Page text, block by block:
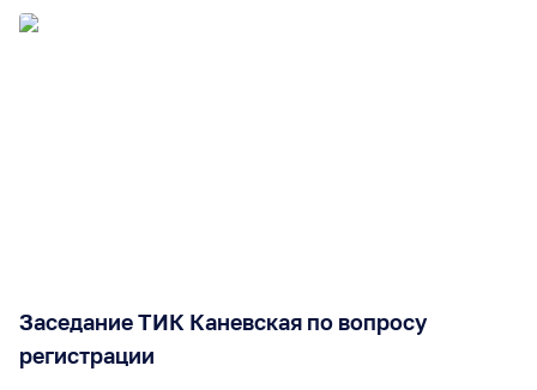
Заседание ТИК Каневская по вопросу
регистрации